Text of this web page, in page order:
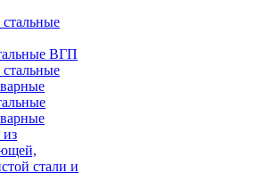
ВГП